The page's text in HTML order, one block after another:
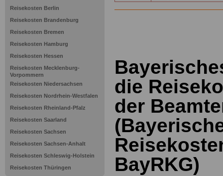
Reisekosten Berlin
Reisekosten Brandenburg
Reisekosten Bremen
Reisekosten Hamburg
Reisekosten Hessen
Reisekosten Mecklenburg-
Vorpommern
Reisekosten Niedersachsen
Reisekosten Nordrhein-Westfalen
Reisekosten Rheinland-Pfalz
Reisekosten Saarland
Reisekosten Sachsen
Reisekosten Sachsen-Anhalt
Reisekosten Schleswig-Holstein
Reisekosten Thüringen
die
der
BayRKG)